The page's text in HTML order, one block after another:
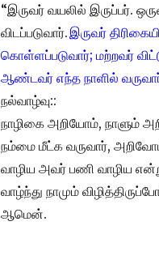
“இருவர் வயலில் இருப்பர்.
விடப்படுவார்.இருவர்
கொள்ளப்படுவார்; மற்றவர்
ஆண்டவர் எந்த நாளில்
நல்வாழ்வு::
நாழிகை அறியோம், நாளும்
நம்மை மீட்க வருவார்,
வாழிய அவர் பணி வாழிய
வாழ்ந்து நாமும்
ஆமென்.